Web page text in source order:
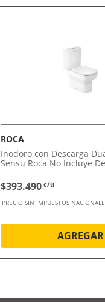
ROCA
Inodoro con Descarga
Sensu Roca No Incluye
$393.490 c/u
PRECIO SIN IMPUESTOS
AGREGAR